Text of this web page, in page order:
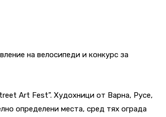
на велосипеди и конкурс за
Art Fest”. Худохници от Варна, Русе,
определени места, сред тях ограда